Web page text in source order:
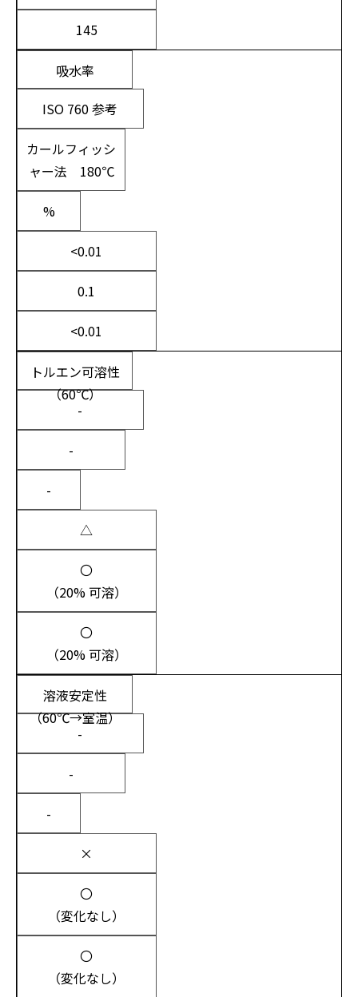
145
吸水率
ISO 760 参考
カールフィッシ
ャー法 180℃
%
<0.01
0.1
<0.01
トルエン可溶性
（60℃）
-
-
-
△
〇
（20% 可溶）
〇
（20% 可溶）
溶液安定性
（60℃→室温）
-
-
-
×
〇
（変化なし）
〇
（変化なし）